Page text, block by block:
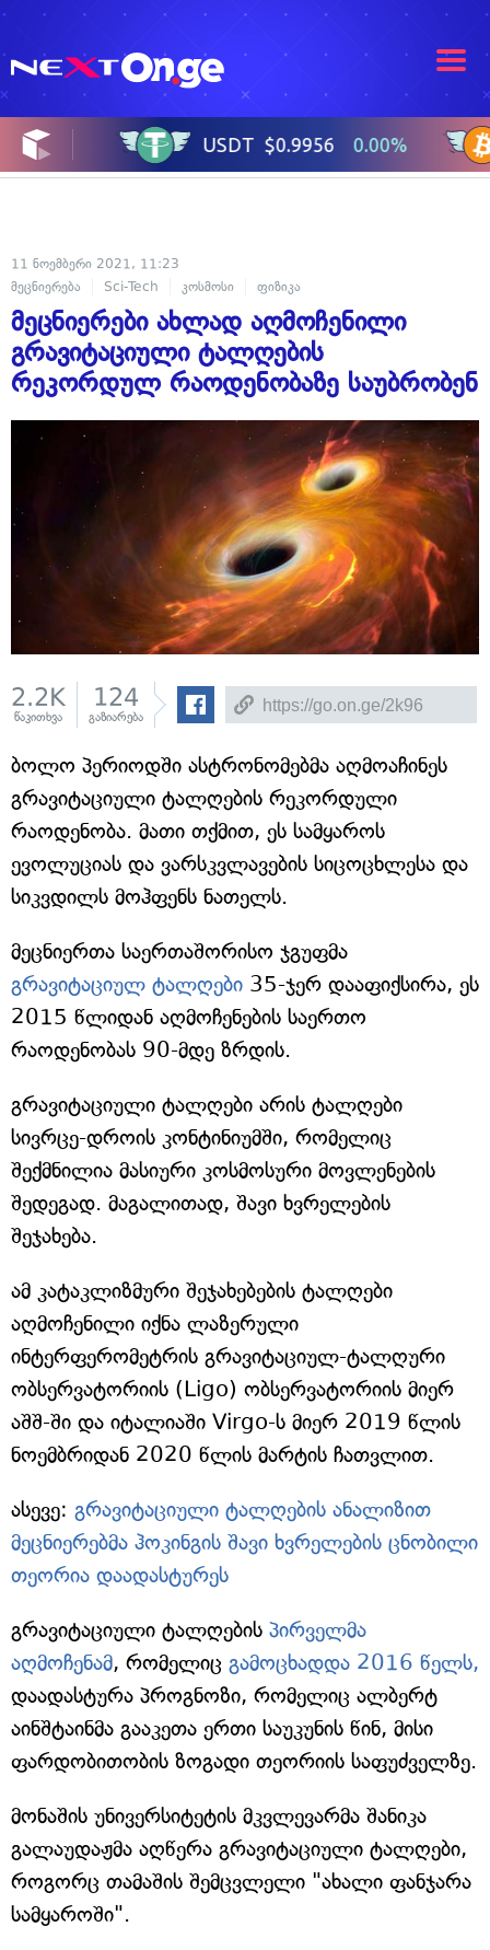
11 ნოემბერი 2021, 11:23
მეცნიერება
Sci-Tech კოსმოსი ფიზიკა
მეცნიერები ახლად აღმოჩენილი
გრავიტაციული ტალღების
რეკორდულ რაოდენობაზე საუბრობენ
2.2K
წაკითხვა
124
გაზიარება
ბოლო პერიოდში ასტრონომებმა აღმოაჩინეს
გრავიტაციული ტალღების რეკორდული
რაოდენობა. მათი თქმით, ეს სამყაროს
ევოლუციას და ვარსკვლავების სიცოცხლესა და
სიკვდილს მოჰფენს ნათელს.
მეცნიერთა საერთაშორისო ჯგუფმა
გრავიტაციულ ტალღები 35-ჯერ დააფიქსირა, ეს
2015 წლიდან აღმოჩენების საერთო
რაოდენობას 90-მდე ზრდის.
გრავიტაციული ტალღები არის ტალღები
სივრცე-დროის კონტინიუმში, რომელიც
შექმნილია მასიური კოსმოსური მოვლენების
შედეგად. მაგალითად, შავი ხვრელების
შეჯახება.
ამ კატაკლიზმური შეჯახებების ტალღები
აღმოჩენილი იქნა ლაზერული
ინტერფერომეტრის გრავიტაციულ-ტალღური
ობსერვატორიის (Ligo) ობსერვატორიის მიერ
აშშ-ში და იტალიაში Virgo-ს მიერ 2019 წლის
ნოემბრიდან 2020 წლის მარტის ჩათვლით.
ასევე: გრავიტაციული ტალღების ანალიზით
მეცნიერებმა ჰოკინგის შავი ხვრელების ცნობილი
თეორია დაადასტურეს
გრავიტაციული ტალღების პირველმა
აღმოჩენამ, რომელიც გამოცხადდა 2016 წელს,
დაადასტურა პროგნოზი, რომელიც ალბერტ
აინშტაინმა გააკეთა ერთი საუკუნის წინ, მისი
ფარდობითობის ზოგადი თეორიის საფუძველზე.
მონაშის უნივერსიტეტის მკვლევარმა შანიკა
გალაუდაჟმა აღწერა გრავიტაციული ტალღები,
როგორც თამაშის შემცვლელი "ახალი ფანჯარა
სამყაროში".